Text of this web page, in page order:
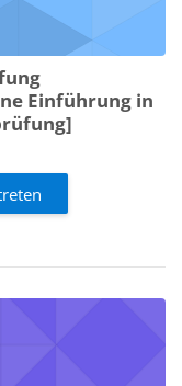
Einführung in